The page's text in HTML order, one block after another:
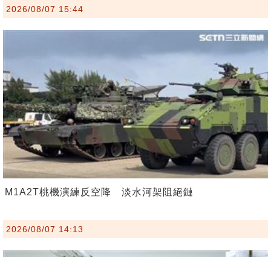
2026/08/07 15:44
M1A2T桃機演練反空降 淡水河架阻絕鏈
2026/08/07 14:13